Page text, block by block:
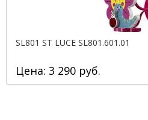
SL801 ST LUCE SL801.601.01
Цена: 3 290 руб.